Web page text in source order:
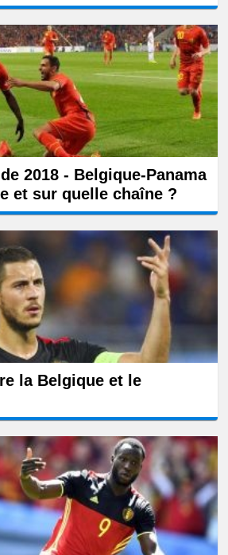
2018 - Belgique-Panama
et sur quelle chaîne ?
la Belgique et le